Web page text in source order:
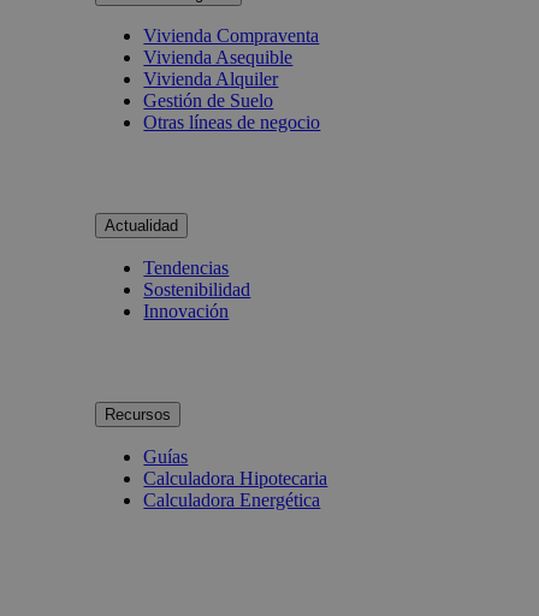
Vivienda Compraventa
Vivienda Asequible
Vivienda Alquiler
Gestión de Suelo
Otras líneas de negocio
Actualidad
Tendencias
Sostenibilidad
Innovación
Recursos
Guías
Calculadora Hipotecaria
Calculadora Energética